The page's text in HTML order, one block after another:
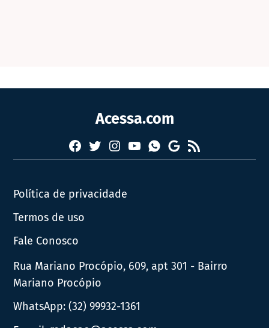
Acessa.com
Facebook
TwitterInstagram
YouTubeWhatsapp
Google
News
RSS
Política de privacidade
Termos de uso
Fale Conosco
Rua Mariano Procópio, 609, apt 301 - Bairro
Mariano Procópio
WhatsApp:(32) 99932-1361